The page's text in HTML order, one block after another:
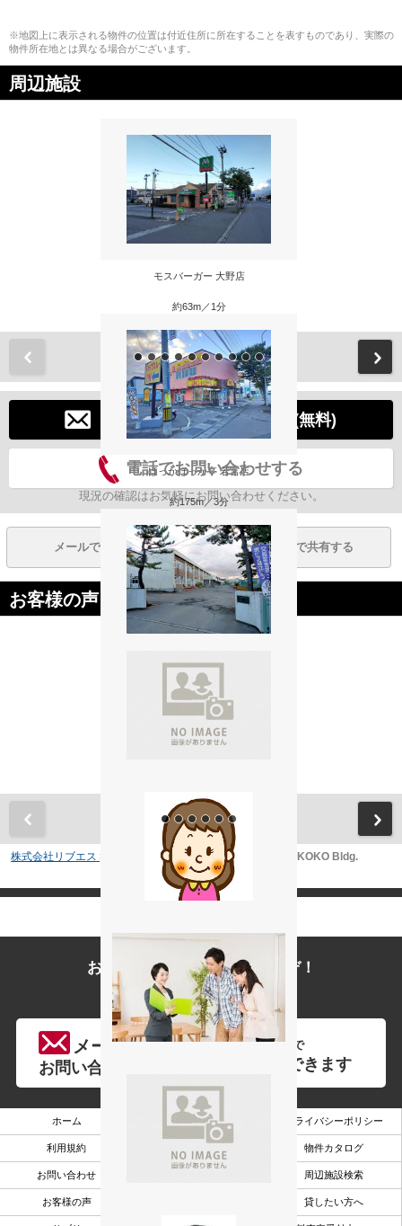
※地図上に表示される物件の位置は付近住所に所在することを表すものであり、実際の
物件所在地とは異なる場合がございます。
周辺施設
モスバーガー 大野店
約63m／1分
ほっかほっか亭 若宮店
約175m／3分
青森市立大野小学校
約242m／4分
シャトレーゼ 青森青葉店
約342m／5分
約360m／5分
メールでお問い合わせする(無料)
電話でお問い合わせする
現況の確認はお気軽にお問い合わせください。
メールで共有する LINEで共有する
お客様の声
株式会社リブエス > (事業用(賃貸))地域から探す KOKO Bldg.
お問い合わせはお気軽にどうぞ！
営業時間:9:00〜17:30
メール
お問い合わせ
タップ で
電話ができます
ホーム 会社概要 プライバシーポリシー
利用規約 物件カタログ
お問い合わせ 周辺施設検索
お客様の声 貸したい方へ